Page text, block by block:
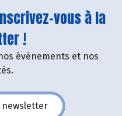
vous à la
!
événements et nos
newsletter